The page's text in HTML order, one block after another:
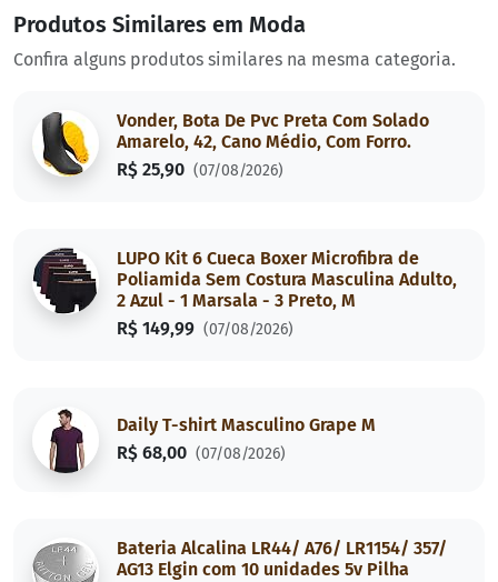
Produtos Similares em Moda
Confira alguns produtos similares na mesma categoria.
Vonder, Bota De Pvc Preta Com Solado
Amarelo, 42, Cano Médio, Com Forro.
R$ 25,90 (07/08/2026)
LUPO Kit 6 Cueca Boxer Microfibra de
Poliamida Sem Costura Masculina Adulto,
2 Azul - 1 Marsala - 3 Preto, M
R$ 149,99 (07/08/2026)
Daily T-shirt Masculino Grape M
R$ 68,00 (07/08/2026)
Bateria Alcalina LR44/ A76/ LR1154/ 357/
AG13 Elgin com 10 unidades 5v Pilha